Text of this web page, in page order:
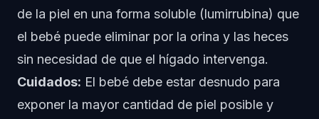
de la piel en una forma soluble (lumirrubina) que
el bebé puede eliminar por la orina y las heces
sin necesidad de que el hígado intervenga.
Cuidados: El bebé debe estar desnudo para
exponer la mayor cantidad de piel posible y